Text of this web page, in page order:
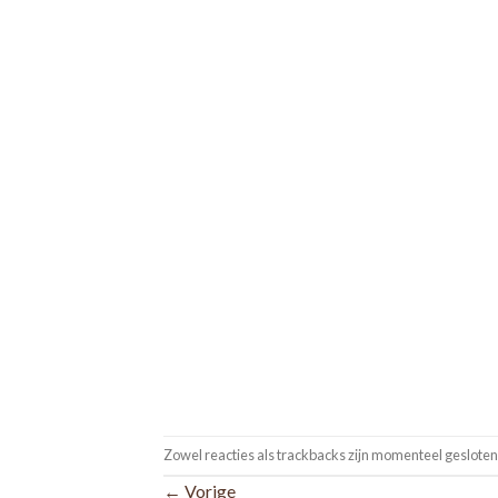
Zowel reacties als trackbacks zijn momenteel
← Vorige